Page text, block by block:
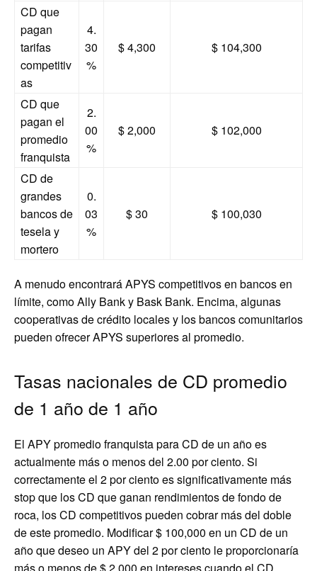
CD que
pagan
tarifas
competitiv
as
4.
30
%
$ 4,300 $ 104,300
CD que
pagan el
promedio
franquista
2.
00
%
$ 2,000 $ 102,000
CD de
grandes
bancos de
tesela y
mortero
0.
03
%
$ 30 $ 100,030
A menudo encontrará APYS competitivos en bancos en
límite, como Ally Bank y Bask Bank. Encima, algunas
cooperativas de crédito locales y los bancos comunitarios
pueden ofrecer APYS superiores al promedio.
Tasas nacionales de CD promedio
de 1 año de 1 año
El APY promedio franquista para CD de un año es
actualmente más o menos del 2.00 por ciento. Si
correctamente el 2 por ciento es significativamente más
stop que los CD que ganan rendimientos de fondo de
roca, los CD competitivos pueden cobrar más del doble
de este promedio. Modificar $ 100,000 en un CD de un
año que deseo un APY del 2 por ciento le proporcionaría